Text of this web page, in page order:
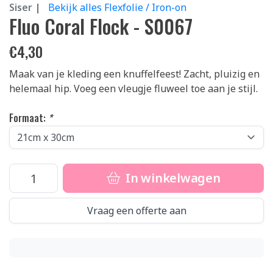
Siser | Bekijk alles Flexfolie / Iron-on
Fluo Coral Flock - S0067
€4,30
Maak van je kleding een knuffelfeest! Zacht, pluizig en
helemaal hip. Voeg een vleugje fluweel toe aan je stijl.
Formaat: *
In winkelwagen
Vraag een offerte aan